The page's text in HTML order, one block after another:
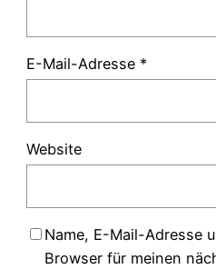
E-Mail-Adresse *
Website
Name, E-Mail-Adresse
Browser für meinen